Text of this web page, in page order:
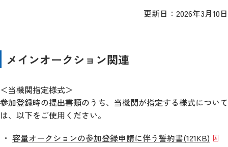
更新日：2026年3月10日
メインオークション関連
＜当機関指定様式＞
参加登録時の提出書類のうち、当機関が指定する様式について
は、以下をご使用ください。
容量オークションの参加登録申請に伴う誓約書(121KB)